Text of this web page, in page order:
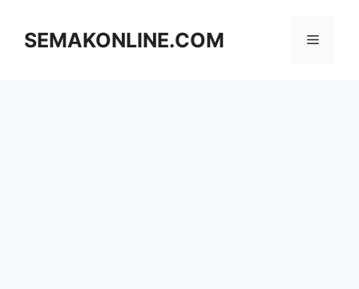
contentSEMAKONLINE.COM Menu